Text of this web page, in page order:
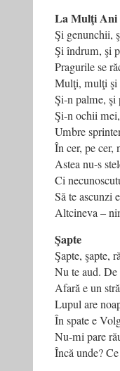
La Mulţi Ani
Şi genunchii,
Şi îndrum, şi
Pragurile se
Mulţi, mulţi
Şi-n palme, şi
Şi-n ochii mei,
Umbre
În cer, pe cer,
Astea nu-s
Ci
Să te ascunzi
Altcineva –
Şapte
Şapte, şapte,
Nu te aud. De
Afară e un
Lupul are
În spate e
Nu-mi pare
Încă unde?